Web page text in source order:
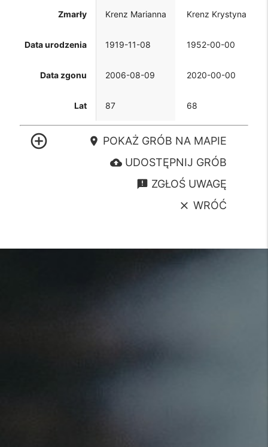
Zmarły
Data urodzenia
Data zgonu
Lat
Krenz Marianna
1919-11-08
2006-08-09
87
Krenz Krystyna
1952-00-00
2020-00-00
68
control_point location_on POKAŻ GRÓB NA MAPIE
cloud_upload UDOSTĘPNIJ GRÓB
announcement ZGŁOŚ UWAGĘ
clear WRÓĆ